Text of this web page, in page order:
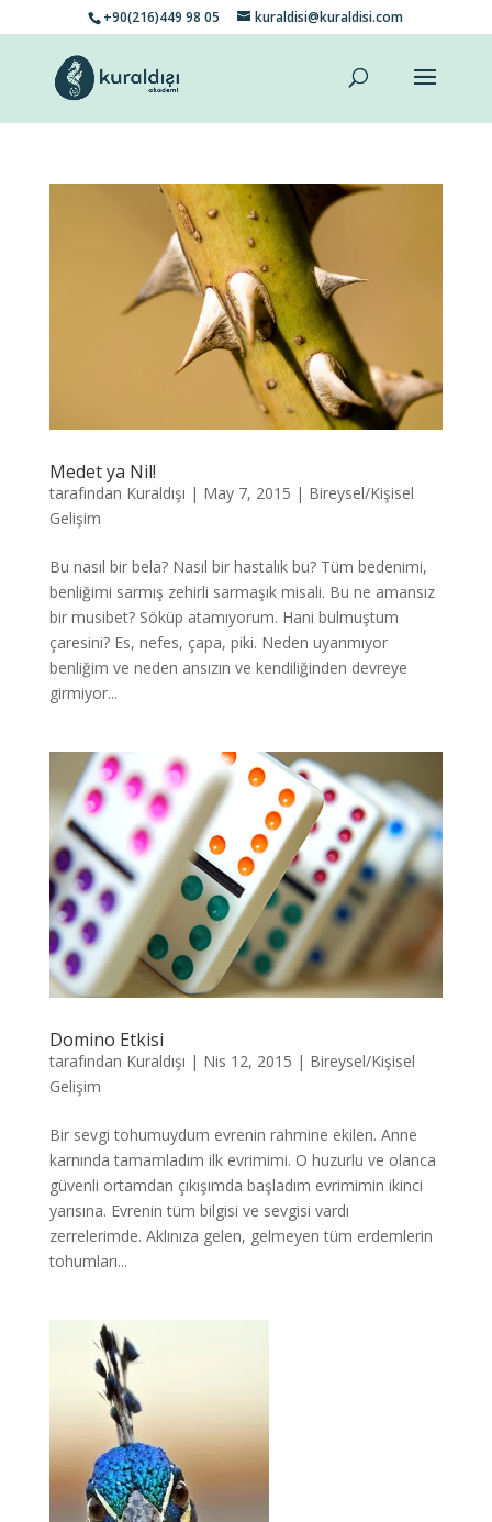
+90(216)449 98 05 kuraldisi@kuraldisi.com
Medet ya Nil!
tarafından Kuraldışı | May 7, 2015 | Bireysel/Kişisel
Gelişim
Bu nasıl bir bela? Nasıl bir hastalık bu? Tüm bedenimi,
benliğimi sarmış zehirli sarmaşık misali. Bu ne amansız
bir musibet? Söküp atamıyorum. Hani bulmuştum
çaresini? Es, nefes, çapa, piki. Neden uyanmıyor
benliğim ve neden ansızın ve kendiliğinden devreye
girmiyor...
Domino Etkisi
tarafından Kuraldışı | Nis 12, 2015 | Bireysel/Kişisel
Gelişim
Bir sevgi tohumuydum evrenin rahmine ekilen. Anne
karnında tamamladım ilk evrimimi. O huzurlu ve olanca
güvenli ortamdan çıkışımda başladım evrimimin ikinci
yarısına. Evrenin tüm bilgisi ve sevgisi vardı
zerrelerimde. Aklınıza gelen, gelmeyen tüm erdemlerin
tohumları...